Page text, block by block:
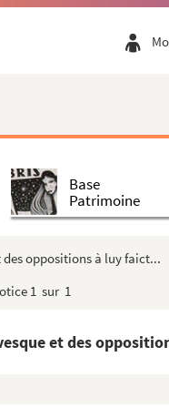
Base
Patrimoine
des oppositions à luy faict...
1 sur 1
et des
et de Marguerite ...
: 1
(1412)
les ducs de Bourgogne
faite à...
pour l'empereur Charles-...
par Pierre Po...